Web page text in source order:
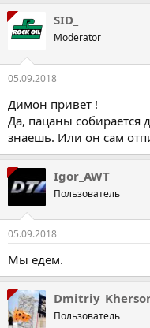
SID_
Moderator
05.09.2018
Димон привет !
Да, пацаны собирается
знаешь. Или он сам
Igor_AWT
Пользователь
05.09.2018
Мы едем.
Пользователь